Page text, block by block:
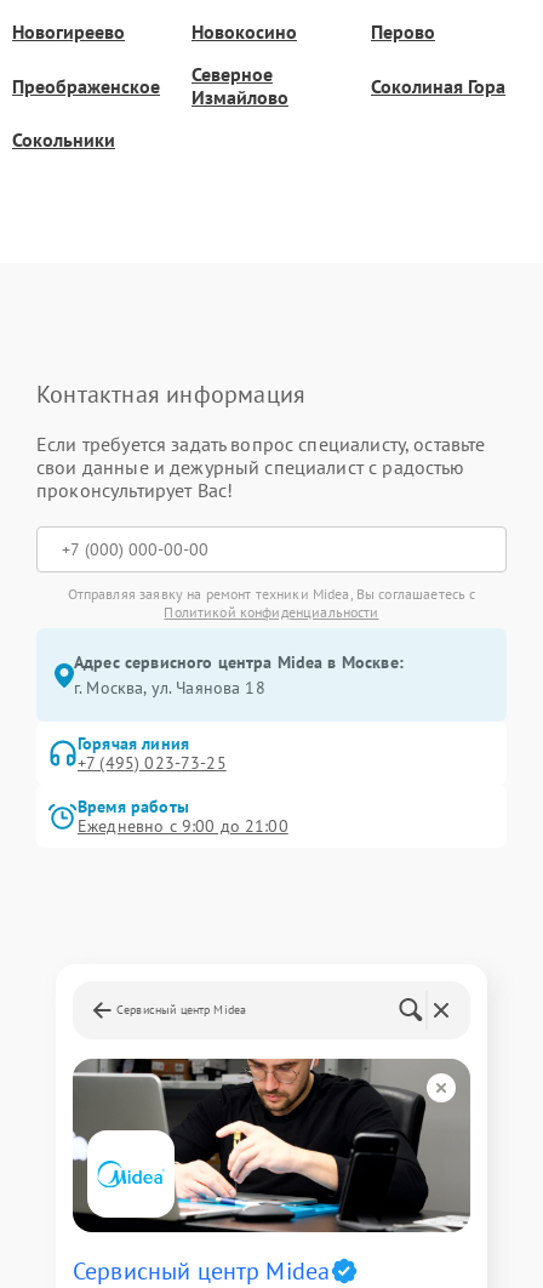
Новогиреево
Новокосино Перово
Преображенское
Северное
Измайлово
Соколиная Гора
Сокольники
Контактная информация
Если требуется задать вопрос специалисту, оставьте
свои данные и дежурный специалист с радостью
проконсультирует Вас!
Отправляя заявку на ремонт техники Midea, Вы соглашаетесь с
Политикой конфиденциальности
Адрес сервисного центра Midea в Москве:
г. Москва, ул. Чаянова 18
Горячая линия
+7 (495) 023-73-25
Время работы
Ежедневно с 9:00 до 21:00
Сервисный центр Midea
Сервисный центр Midea